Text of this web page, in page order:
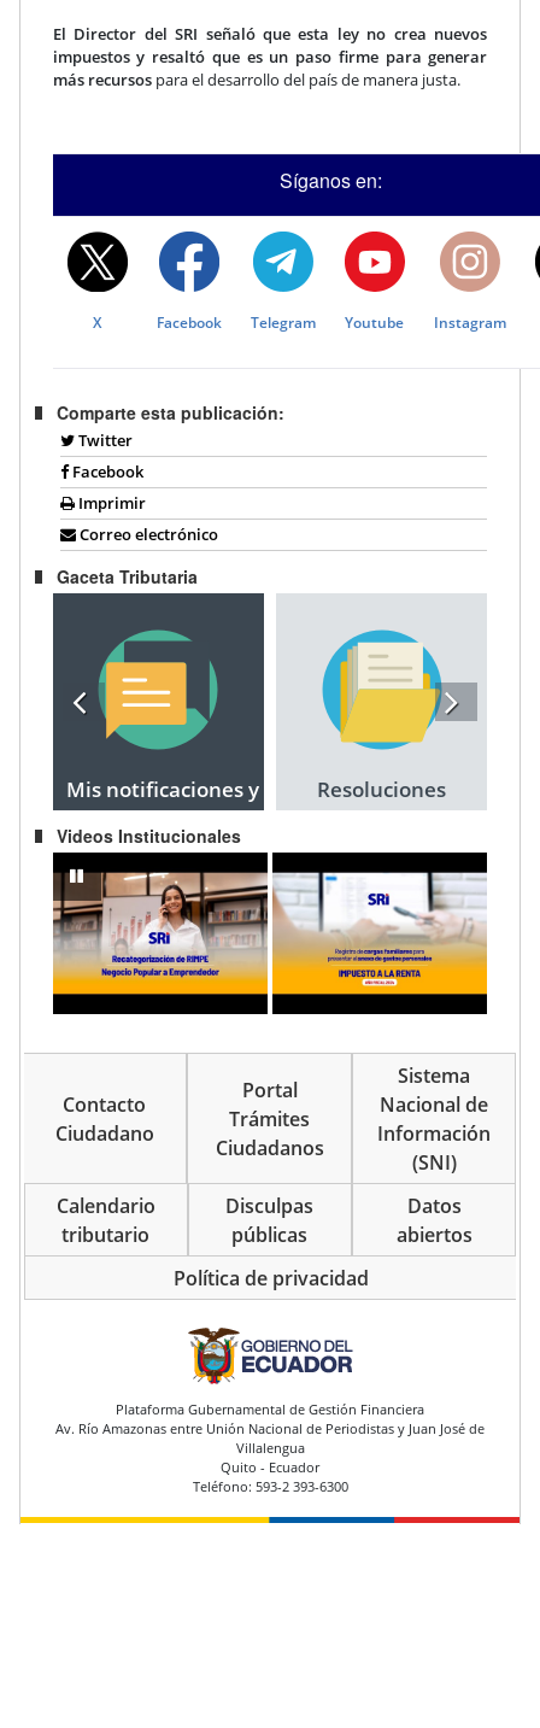
El Director del SRI señaló que esta ley no crea nuevos
impuestos y resaltó que es un paso firme para generar
más recursospara el desarrollo del país de manera justa.
Síganos en:
X Facebook Telegram Youtube Instagram
Comparte esta publicación:
Twitter
Facebook
Imprimir
Correo electrónico
Gaceta Tributaria
Mis notificaciones y
citaciones
Resoluciones
Videos Institucionales
pausar
Contacto
Ciudadano
Portal
Trámites
Ciudadanos
Sistema
Nacional de
Información
(SNI)
Calendario
tributario
Disculpas
públicas
Datos
abiertos
Política de privacidad
pie de página
Plataforma Gubernamental de Gestión Financiera
Av. Río Amazonas entre Unión Nacional de Periodistas y Juan José de
Villalengua
Quito - Ecuador
Teléfono: 593-2 393-6300